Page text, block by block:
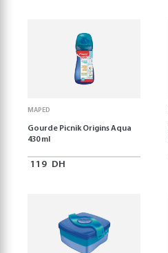
MAPED
Gourde Picnik Origins Aqua
430 ml
119 DH